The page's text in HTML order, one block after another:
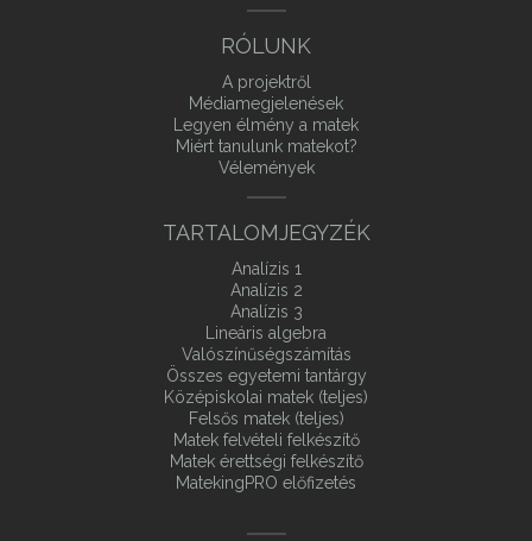
RÓLUNK
A projektről
Médiamegjelenések
Legyen élmény a matek
Miért tanulunk matekot?
Vélemények
TARTALOMJEGYZÉK
Analízis 1
Analízis 2
Analízis 3
Lineáris algebra
Valószínűségszámítás
Összes egyetemi tantárgy
Középiskolai matek (teljes)
Felsős matek (teljes)
Matek felvételi felkészítő
Matek érettségi felkészítő
MatekingPRO előfizetés